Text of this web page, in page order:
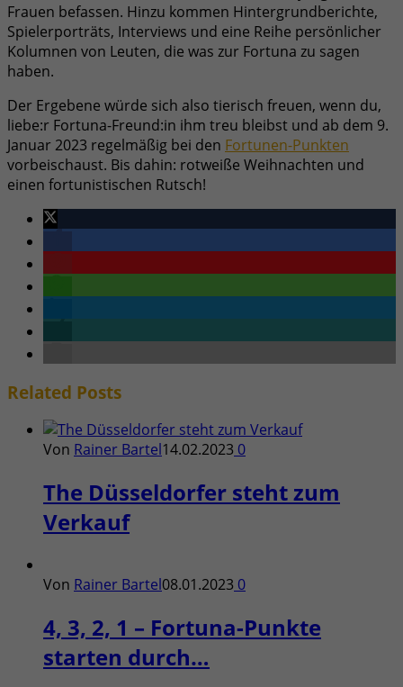
Frauen befassen. Hinzu kommen Hintergrundberichte,
Spielerporträts, Interviews und eine Reihe persönlicher
Kolumnen von Leuten, die was zur Fortuna zu sagen
haben.
Der Ergebene würde sich also tierisch freuen, wenn du,
liebe:r Fortuna-Freund:in ihm treu bleibst und ab dem 9.
Januar 2023 regelmäßig bei den Fortunen-Punkten
vorbeischaust. Bis dahin: rotweiße Weihnachten und
einen fortunistischen Rutsch!
Related Posts
Von Rainer Bartel14.02.2023 0
The Düsseldorfer steht zum
Verkauf
Von Rainer Bartel08.01.2023 0
4, 3, 2, 1 – Fortuna-Punkte
starten durch…